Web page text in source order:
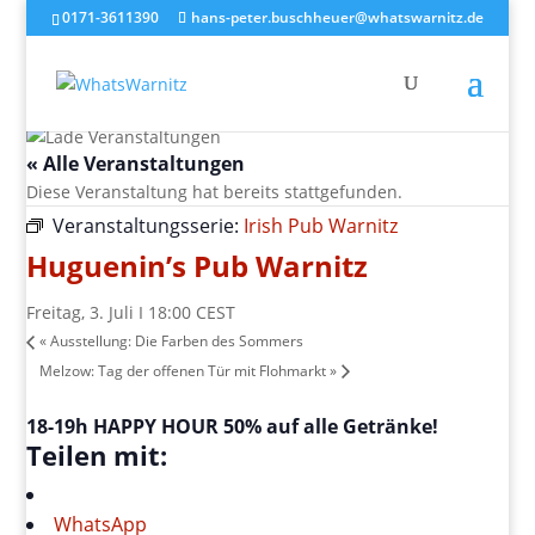
0171-3611390 hans-peter.buschheuer@whatswarnitz.de
« Alle Veranstaltungen
Diese Veranstaltung hat bereits stattgefunden.
Veranstaltungsserie: Irish Pub Warnitz
Huguenin’s Pub Warnitz
Freitag, 3. Juli I 18:00 CEST
«Ausstellung: Die Farben des Sommers
Melzow: Tag der offenen Tür mit Flohmarkt»
18-19h HAPPY HOUR 50% auf alle Getränke!
Teilen mit:
WhatsApp